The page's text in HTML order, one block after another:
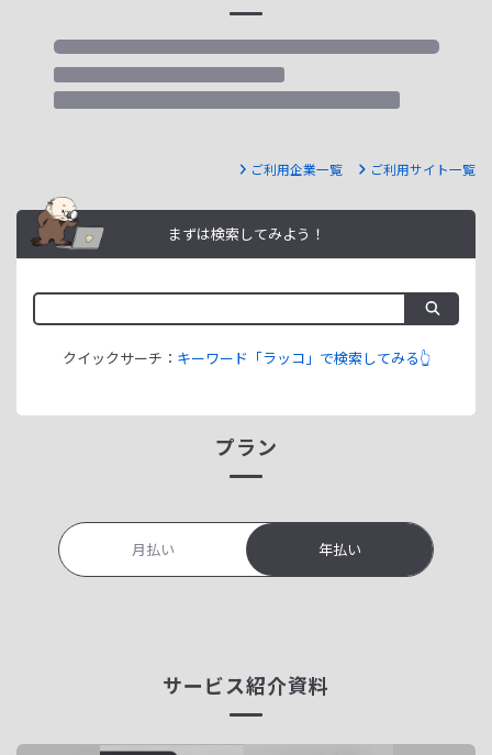
ご利用企業一覧 ご利用サイト一覧
まずは検索してみよう！
クイックサーチ： キーワード「ラッコ」で検索してみる👆
プラン
月払い 年払い
サービス紹介資料